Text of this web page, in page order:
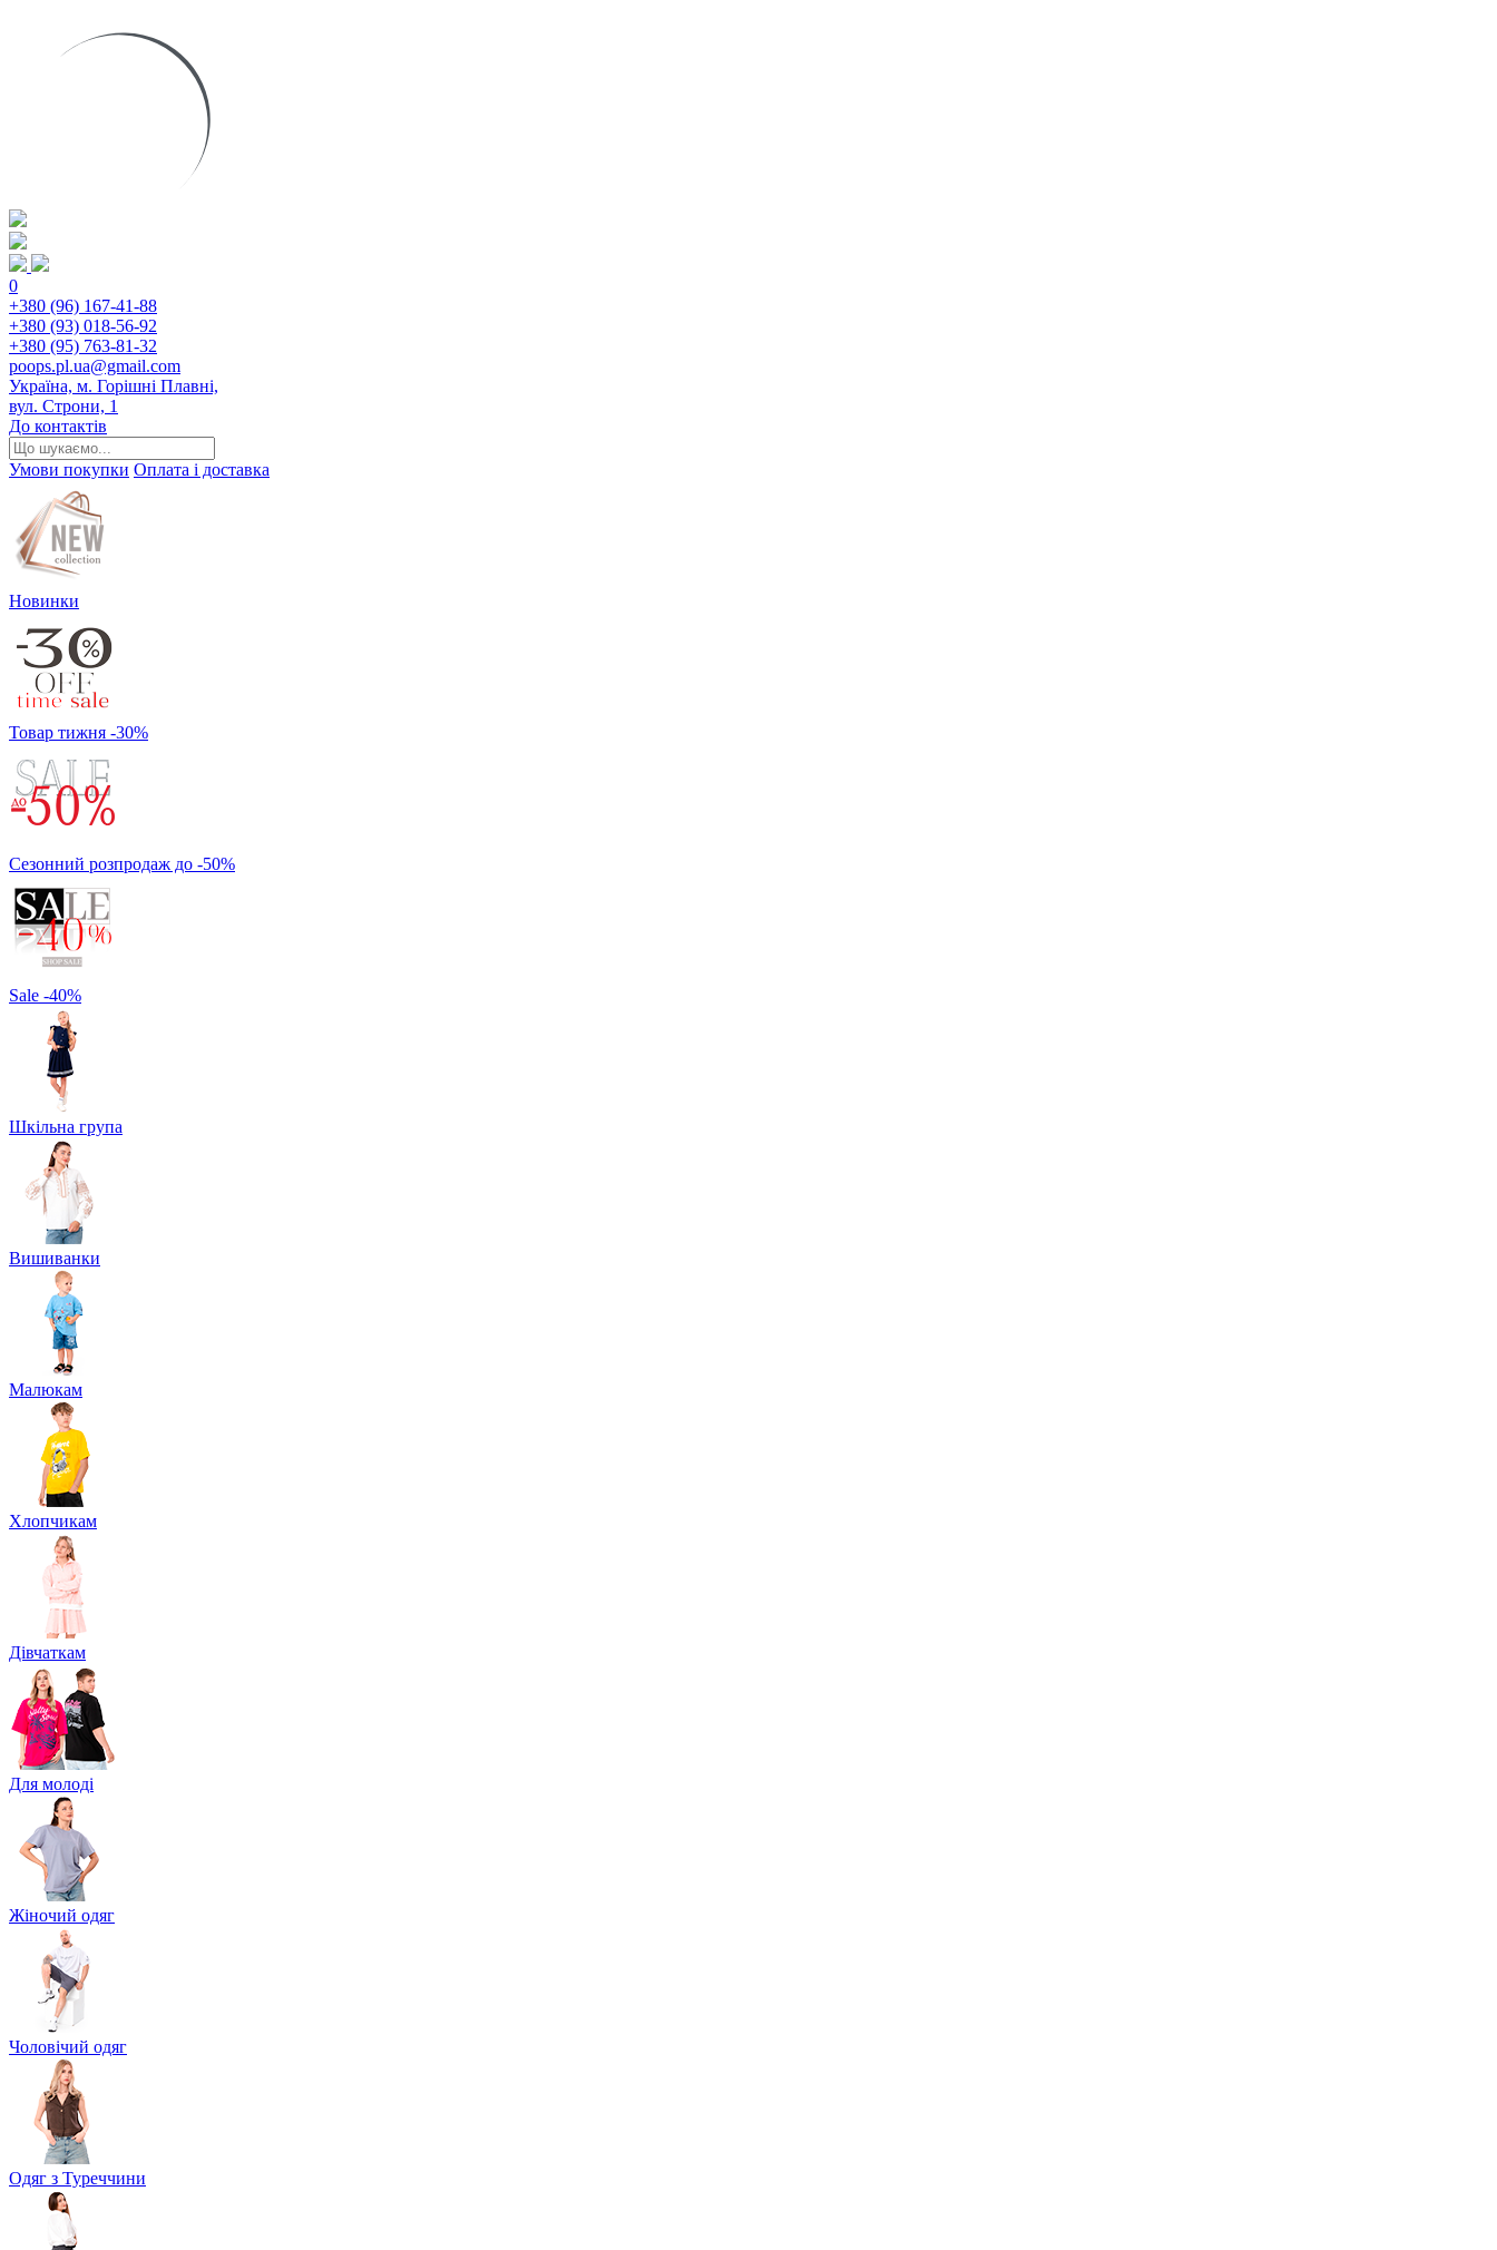
0
+380 (96) 167-41-88
+380 (93) 018-56-92
+380 (95) 763-81-32
poops.pl.ua@gmail.com
Україна, м. Горішні Плавні,
вул. Строни, 1
До контактів
Умови покупки Оплата і доставка
Новинки
Товар тижня -30%
Сезонний розпродаж до -50%
Sale -40%
Шкільна група
Вишиванки
Малюкам
Хлопчикам
Дівчаткам
Для молоді
Жіночий одяг
Чоловічий одяг
Одяг з Туреччини